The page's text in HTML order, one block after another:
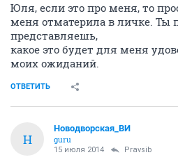
Юля, если это про меня, то
меня отматерила в личке. Ты
представляешь,
какое это будет для меня
моих ожиданий.
ОТВЕТИТЬ
Н
Новодворcкая_ВИ
guru
15 июля 2014 Pravsib